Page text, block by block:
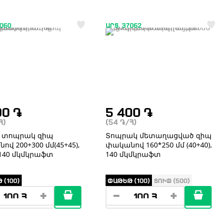
֏
տոպրակ զիպ
200+300 մմ(45+45),
մկմկրաֆտ
(100)
ԱՐՏ. 37062
5 400 ֏
(54 ֏ /Հ)
Տոպրակ մետաղացված զիպ
փականով 160*250 մմ (40+40),
140 մկմկրաֆտ
ՓԱԹԵԹ (100) ՏՈՒՓ (500)